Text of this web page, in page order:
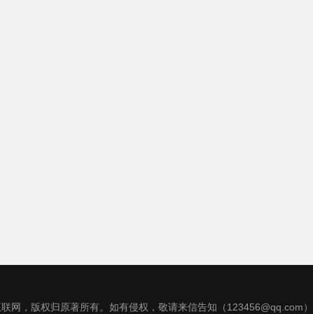
网，版权归原著所有。如有侵权，敬请来信告知（123456@qq.com）